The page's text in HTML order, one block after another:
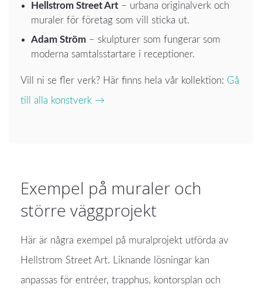
Hellstrom Street Art – urbana originalverk och
muraler för företag som vill sticka ut.
Adam Ström – skulpturer som fungerar som
moderna samtalsstartare i receptioner.
Vill ni se fler verk? Här finns hela vår kollektion: Gå
till alla konstverk →
Exempel på muraler och
större väggprojekt
Här är några exempel på muralprojekt utförda av
Hellstrom Street Art. Liknande lösningar kan
anpassas för entréer, trapphus, kontorsplan och